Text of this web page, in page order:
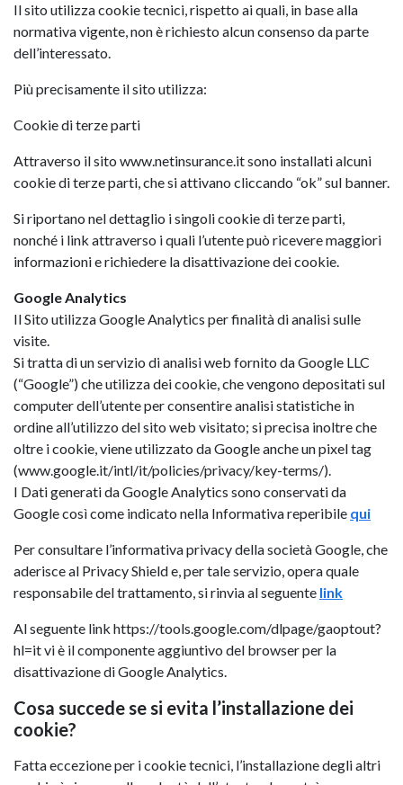
Il sito utilizza cookie tecnici, rispetto ai quali, in base alla
normativa vigente, non è richiesto alcun consenso da parte
dell’interessato.
Più precisamente il sito utilizza:
Cookie di terze parti
Attraverso il sito www.netinsurance.it sono installati alcuni
cookie di terze parti, che si attivano cliccando “ok” sul banner.
Si riportano nel dettaglio i singoli cookie di terze parti,
nonché i link attraverso i quali l’utente può ricevere maggiori
informazioni e richiedere la disattivazione dei cookie.
Google Analytics
Il Sito utilizza Google Analytics per finalità di analisi sulle
visite.
Si tratta di un servizio di analisi web fornito da Google LLC
(“Google”) che utilizza dei cookie, che vengono depositati sul
computer dell’utente per consentire analisi statistiche in
ordine all’utilizzo del sito web visitato; si precisa inoltre che
oltre i cookie, viene utilizzato da Google anche un pixel tag
(www.google.it/intl/it/policies/privacy/key-terms/).
I Dati generati da Google Analytics sono conservati da
Google così come indicato nella Informativa reperibile qui
Per consultare l’informativa privacy della società Google, che
aderisce al Privacy Shield e, per tale servizio, opera quale
responsabile del trattamento, si rinvia al seguente link
Al seguente link https://tools.google.com/dlpage/gaoptout?
hl=it vi è il componente aggiuntivo del browser per la
disattivazione di Google Analytics.
Cosa succede se si evita l’installazione dei
cookie?
Fatta eccezione per i cookie tecnici, l’installazione degli altri